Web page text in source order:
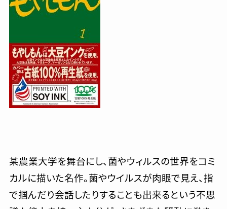
某農業大学を舞台にし、菌やウィルスの世界をコミ
カルに描いた名作。菌やウイルスが肉眼で見え、指
で掴んだり会話したりすることも出来るという不思